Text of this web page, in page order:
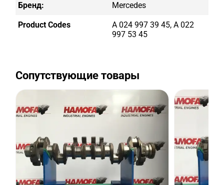
Бренд: Mercedes
Product Codes
A 024 997 39 45, A 022
997 53 45
Сопутствующие товары